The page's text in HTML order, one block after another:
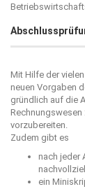
Mit Hilfe der
neuen Vorgaben
gründlich auf die
Rechnungswesen
vorzubereiten.
Zudem gibt es
nach jeder
ein